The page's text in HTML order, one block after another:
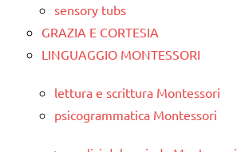
sensory tubs
GRAZIA E CORTESIA
LINGUAGGIO MONTESSORI
lettura e scrittura Montessori
psicogrammatica Montessori